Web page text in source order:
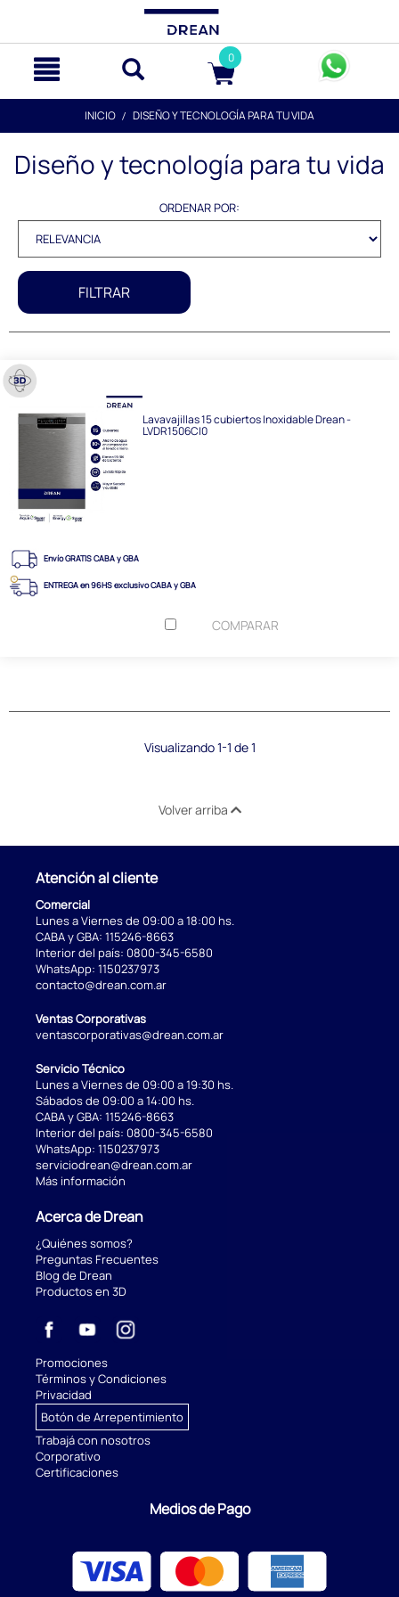
0
INICIO DISEÑO Y TECNOLOGÍA PARA TU VIDA
Diseño y tecnología para tu vida
ORDENAR POR:
FILTRAR
Lavavajillas 15 cubiertos Inoxidable Drean -
LVDR1506CI0
Envío GRATIS CABA y GBA
ENTREGA en 96HS exclusivo CABA y GBA
COMPARAR
Visualizando 1-1 de 1
Volver arriba
Atención al cliente
Comercial
Lunes a Viernes de 09:00 a 18:00 hs.
CABA y GBA: 115246-8663
Interior del país: 0800-345-6580
WhatsApp: 1150237973
contacto@drean.com.ar
Ventas Corporativas
ventascorporativas@drean.com.ar
Servicio Técnico
Lunes a Viernes de 09:00 a 19:30 hs.
Sábados de 09:00 a 14:00 hs.
CABA y GBA: 115246-8663
Interior del país: 0800-345-6580
WhatsApp: 1150237973
serviciodrean@drean.com.ar
Más información
Acerca de Drean
¿Quiénes somos?
Preguntas Frecuentes
Blog de Drean
Productos en 3D
Promociones
Términos y Condiciones
Privacidad
Botón de Arrepentimiento
Trabajá con nosotros
Corporativo
Certificaciones
Medios de Pago